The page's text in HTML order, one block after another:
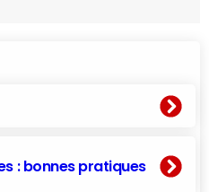
: bonnes pratiques